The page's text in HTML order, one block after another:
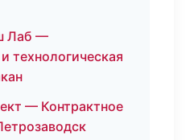
Лаб —
технологическая
— Контрактное